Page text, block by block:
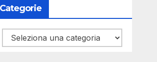
Categorie
Categorie